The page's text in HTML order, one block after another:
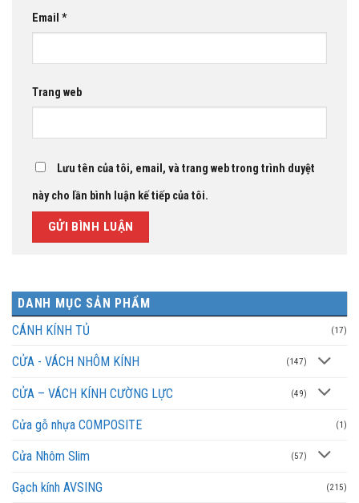
Email *
Trang web
Lưu tên của tôi, email, và trang web trong trình duyệt
này cho lần bình luận kế tiếp của tôi.
DANH MỤC SẢN PHẨM
CÁNH KÍNH TỦ
(17)
CỬA - VÁCH NHÔM KÍNH (147)
CỬA – VÁCH KÍNH CƯỜNG LỰC (49)
Cửa gỗ nhựa COMPOSITE (1)
Cửa Nhôm Slim (57)
Gạch kính AVSING (215)